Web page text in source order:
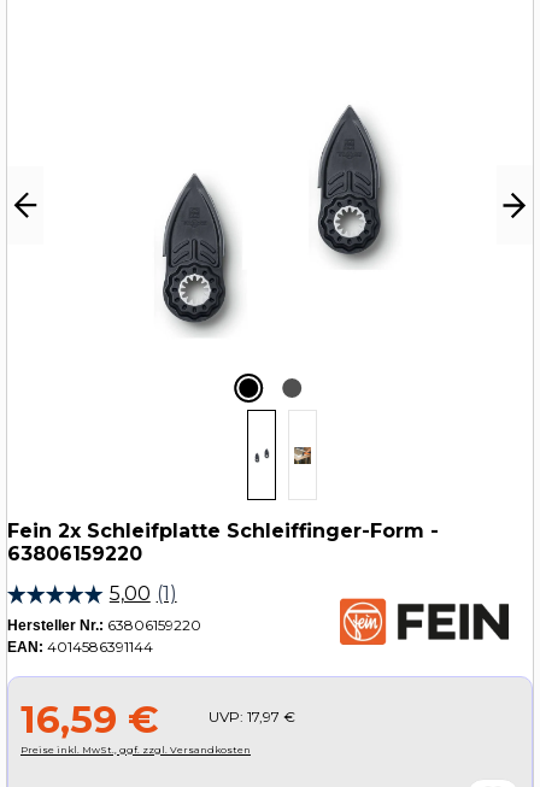
Fein 2x Schleifplatte Schleiffinger-Form -
63806159220
Hersteller Nr.: 63806159220
EAN: 4014586391144
16,59 € UVP: 17,97 €
Preise inkl. MwSt., ggf. zzgl. Versandkosten